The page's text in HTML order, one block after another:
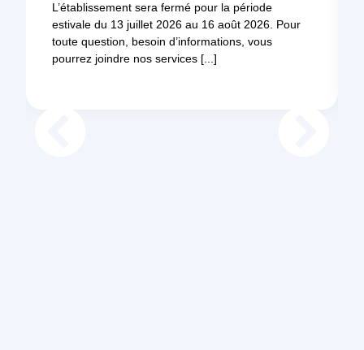
L’établissement sera fermé pour la période
estivale du 13 juillet 2026 au 16 août 2026. Pour
toute question, besoin d’informations, vous
pourrez joindre nos services [...]